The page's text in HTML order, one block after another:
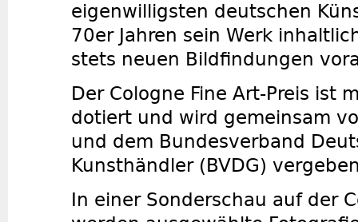
eigenwilligsten deutschen
70er Jahren sein Werk
stets neuen Bildfindungen
Der Cologne Fine Art-Preis ist
dotiert und wird gemeinsam
und dem Bundesverband
Kunsthändler (BVDG)
In einer Sonderschau auf der